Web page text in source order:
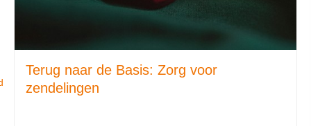
Terug naar de Basis: Zorg voor
zendelingen